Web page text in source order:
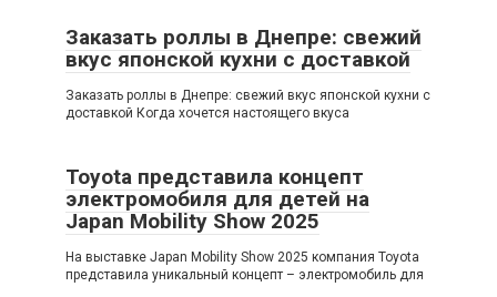
Заказать роллы в Днепре: свежий
вкус японской кухни с доставкой
Заказать роллы в Днепре: свежий вкус японской кухни с
доставкой Когда хочется настоящего вкуса
Toyota представила концепт
электромобиля для детей на
Japan Mobility Show 2025
На выставке Japan Mobility Show 2025 компания Toyota
представила уникальный концепт – электромобиль для